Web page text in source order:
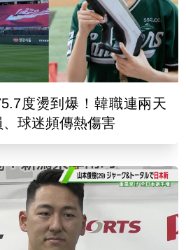
度燙到爆！韓職連兩天
球迷頻傳熱傷害